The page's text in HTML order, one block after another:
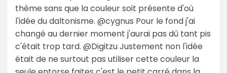
thème sans que la couleur soit présente d'où
l'idée du daltonisme. @cygnus Pour le fond j'ai
changé au dernier moment j'aurai pas dû tant pis
c'était trop tard. @Digitzu Justement non l'idée
était de ne surtout pas utiliser cette couleur la